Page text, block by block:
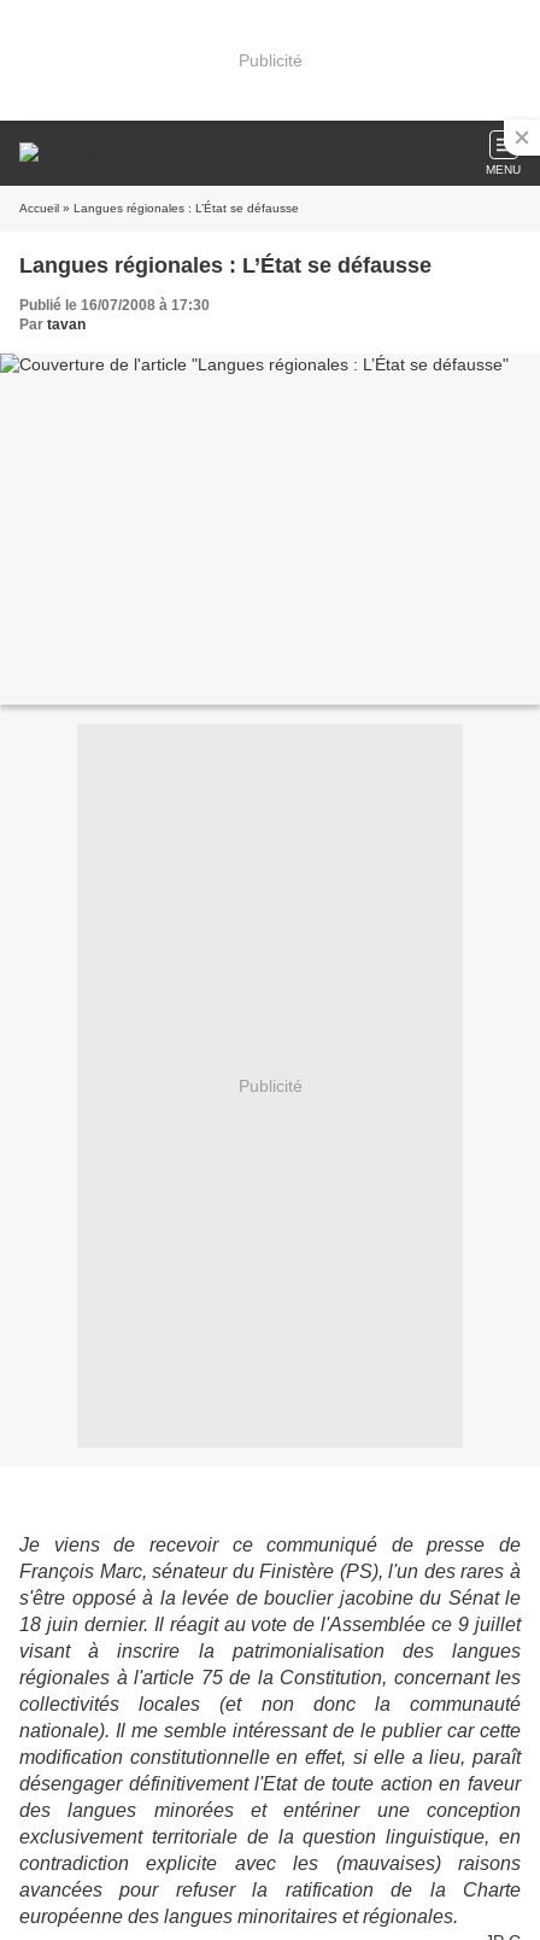
Publicité
MENU
Accueil » Langues régionales : L’État se défausse
Langues régionales : L’État se défausse
Publié le 16/07/2008 à 17:30
Par tavan
Publicité
Je viens de recevoir ce communiqué de presse de
François Marc, sénateur du Finistère (PS), l'un des rares à
s'être opposé à la levée de bouclier jacobine du Sénat le
18 juin dernier. Il réagit au vote de l'Assemblée ce 9 juillet
visant à inscrire la patrimonialisation des langues
régionales à l'article 75 de la Constitution, concernant les
collectivités locales (et non donc la communauté
nationale). Il me semble intéressant de le publier car cette
modification constitutionnelle en effet, si elle a lieu, paraît
désengager définitivement l'Etat de toute action en faveur
des langues minorées et entériner une conception
exclusivement territoriale de la question linguistique, en
contradiction explicite avec les (mauvaises) raisons
avancées pour refuser la ratification de la Charte
européenne des langues minoritaires et régionales.